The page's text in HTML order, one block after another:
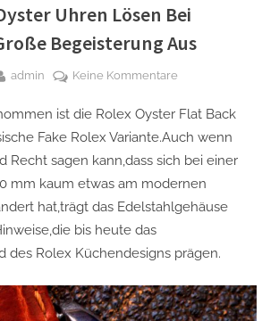
Uhren Lösen Bei
Begeisterung Aus
By
admin Keine Kommentare
Rolex
Oyster
Uhren
Bei
Sammlern
Begeisterung
ist die Rolex Oyster Flat Back
Fake Rolex Variante.Auch wenn
Recht sagen kann,dass sich bei einer
mm kaum etwas am modernen
hat,trägt das Edelstahlgehäuse
bis heute das
des Rolex Küchendesigns prägen.